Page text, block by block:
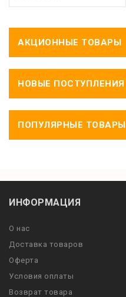
АКЦИОННЫЕ ТОВАРЫ
НОВЫЕ ПОСТУПЛЕНИЯ
ПОПУЛЯРНЫЕ ТОВАРЫ
ИНФОРМАЦИЯ
О нас
Доставка товаров
Оферта
Условия оплаты
Возврат товара